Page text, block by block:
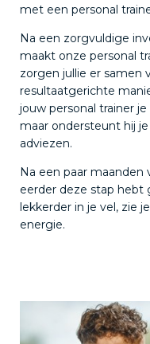
met een personal
Na een zorgvuldige
maakt onze personal
zorgen jullie er samen
resultaatgerichte
jouw personal trainer
maar ondersteunt hij
adviezen.
Na een paar maanden
eerder deze stap hebt
lekkerder in je vel, zie
energie.